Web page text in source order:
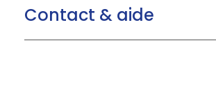
Contact & aide